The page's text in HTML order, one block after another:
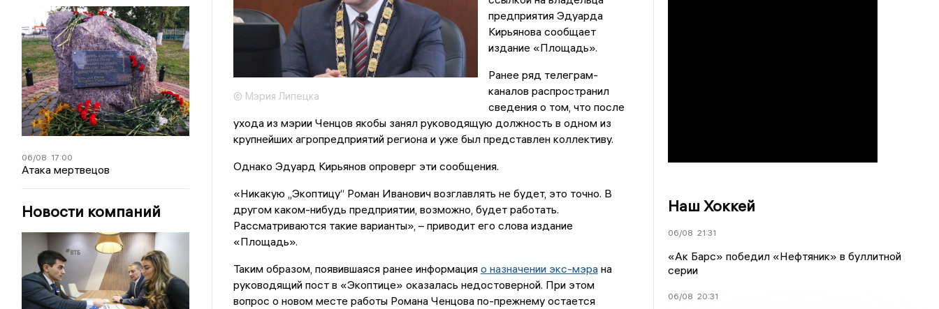
06/08 17:00
Атака мертвецов
Новости компаний
© Мэрия Липецка
предприятия Эдуарда
Кирьянова сообщает
издание «Площадь».
Ранее ряд телеграм-
каналов распространил
сведения о том, что после
ухода из мэрии Ченцов якобы занял руководящую должность в одном из
крупнейших агропредприятий региона и уже был представлен коллективу.
Однако Эдуард Кирьянов опроверг эти сообщения.
«Никакую „Экоптицу“ Роман Иванович возглавлять не будет, это точно. В
другом каком-нибудь предприятии, возможно, будет работать.
Рассматриваются такие варианты», – приводит его слова издание
«Площадь».
Таким образом, появившаяся ранее информация о назначении экс-мэрана
руководящий пост в «Экоптице» оказалась недостоверной. При этом
вопрос о новом месте работы Романа Ченцова по-прежнему остается
Наш Хоккей
06/08 21:31
«Ак Барс» победил «Нефтяник» в буллитной
серии
06/08 20:31